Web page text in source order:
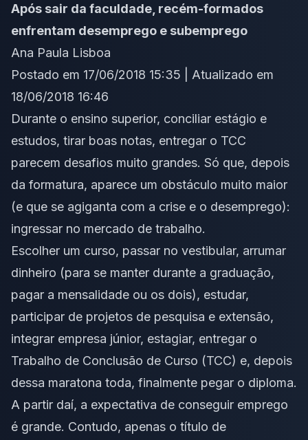
Após sair da faculdade, recém-formados
enfrentam desemprego e subemprego
Ana Paula Lisboa
Postado em 17/06/2018 15:35 | Atualizado em
18/06/2018 16:46
Durante o ensino superior, conciliar estágio e
estudos, tirar boas notas, entregar o TCC
parecem desafios muito grandes. Só que, depois
da formatura, aparece um obstáculo muito maior
(e que se agiganta com a crise e o desemprego):
ingressar no mercado de trabalho.
Escolher um curso, passar no vestibular, arrumar
dinheiro (para se manter durante a graduação,
pagar a mensalidade ou os dois), estudar,
participar de projetos de pesquisa e extensão,
integrar empresa júnior, estagiar, entregar o
Trabalho de Conclusão de Curso (TCC) e, depois
dessa maratona toda, finalmente pegar o diploma.
A partir daí, a expectativa de conseguir emprego
é grande. Contudo, apenas o título de